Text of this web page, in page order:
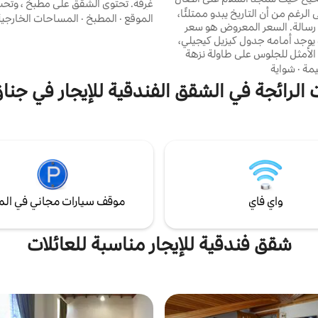
من أن التاريخ يبدو ممتلئًا،
رسالة. السعر المعروض هو سعر
أمامه جدول كيزيل كيجيلي،
للجلوس على طاولة نزهة
وإشعال الشواية والاستمتاع
مع صوت الماء والكثير من
تحتوي شققنا على مطبخ وحمام
لكل شقة مدخل منفصل، وغرفة نوم
· شواية
غرفة. تحتوي الشقق على مطبخ ، وتحت
وجبات ثقيلة الرائحة مثل الأسماك
الموقع · المطبخ · المساحات
الرائجة في الشقق الفندقية للإيجار في
واي فاي موقف سيارات مجاني في
شقق فندقية للإيجار مناسبة للعائلات